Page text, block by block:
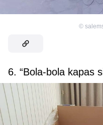
©
6. “Bola-bola kapas